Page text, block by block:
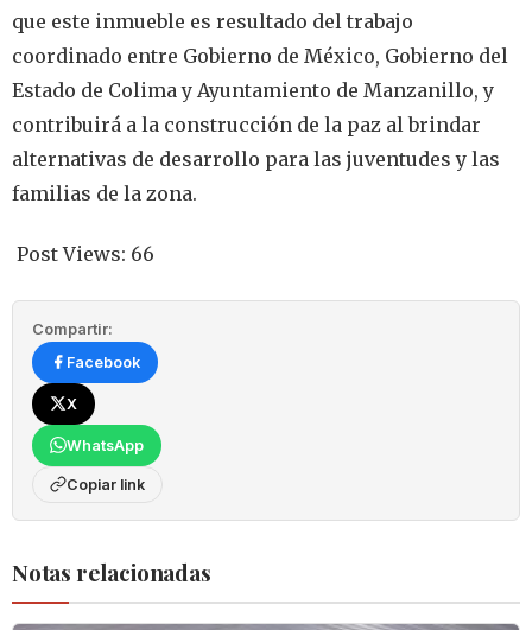
que este inmueble es resultado del trabajo
coordinado entre Gobierno de México, Gobierno del
Estado de Colima y Ayuntamiento de Manzanillo, y
contribuirá a la construcción de la paz al brindar
alternativas de desarrollo para las juventudes y las
familias de la zona.
Post Views: 66
Compartir:
Facebook
X
WhatsApp
Copiar link
Notas relacionadas